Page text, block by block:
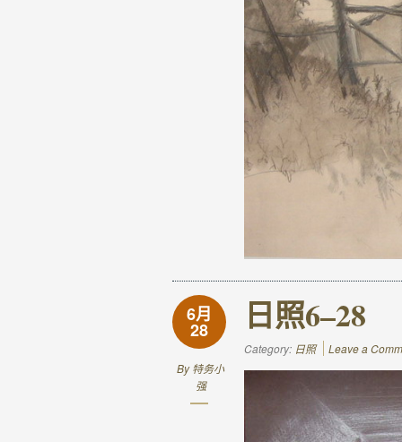
6月
28
By特务小
强
日照6–28
Category: 日照 Leave a